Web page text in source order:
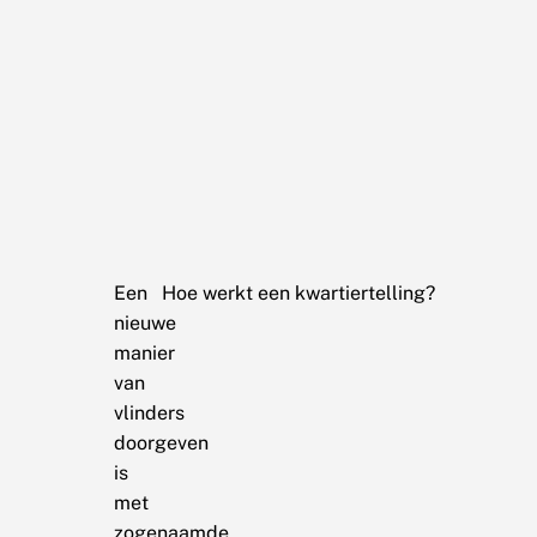
Een
nieuwe
manier
van
vlinders
doorgeven
is
met
zogenaamde
Hoe werkt een kwartiertelling?